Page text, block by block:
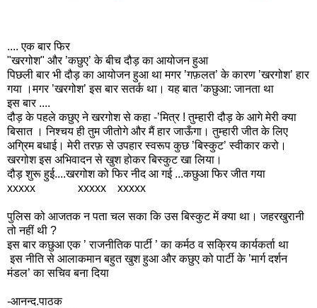
.... एक बार फिर
"खरगोश" और ’कछुए’ के बीच दौड़ का आयोजन हुआ
पिछली बार भी दौड़ का आयोजन हुआ था मगर ’गफ़लत’ के कारण ’खरगोश’ हार
गया ।मगर ’खरगोश’ इस बार सतर्क था। यह बात ’कछुआ: जानता था
इस बार ....
दौड़ के पहले कछुए ने खरगोश से कहा -’मित्र ! तुम्हारी दौड़ के आगे मेरी क्या
बिसात । निश्चय ही तुम जीतोगे और मैं हार जाऊँगा। तुम्हारी जीत के लिए
अग्रिम बधाई। मेरी तरफ़ से उपहार स्वरूप कुछ ’बिस्कुट’ स्वीकार करो।
खरगोश इस अभिवादन से खुश होकर बिस्कुट खा लिया।
दौड़ शुरू हुई....खरगोश को फिर नीद आ गई ...कछुआ फिर जीत गया
xxxxx xxxxx xxxxx
पुलिस को आजतक न पता चल सका कि उस बिस्कुट में क्या था। जहरखुरानी
तो नहीं थी ?
इस बार कछुआ एक ’ राजनीतिक पार्टी ’ का कर्मठ व सक्रिय कार्यकर्ता था
इस नीति से आलाकमान बहुत खुश हुआ और कछुए को पार्टी के ’मार्ग दर्शन
मंडल’ का सचिव बना दिया
-आनन्द.पाठक